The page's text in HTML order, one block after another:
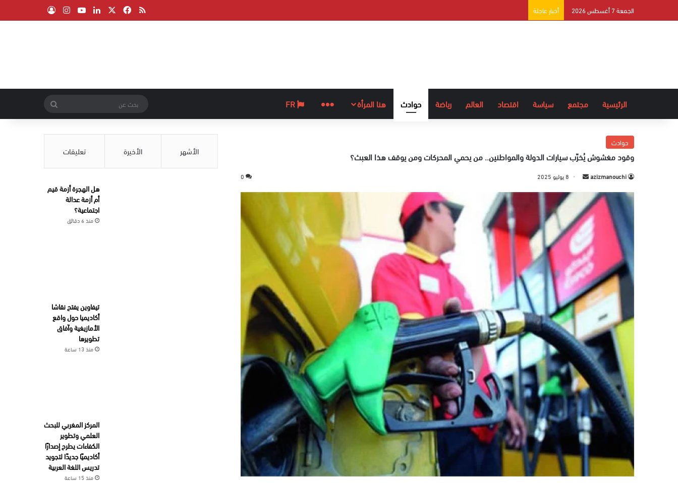
الجمعة 7 أغسطس 2026 أخبار عاجلة ملخص الموقع RSS
فيسبوك لينكدإن ‫YouTube
انستقرام
الرئيسية مجتمع سياسة اقتصاد العالم رياضة حوادث هنا المرأة المزيد
عن
حوادث
وقود مغشوش يُخرّب سيارات الدولة والمواطنين.. من يحمي المحركات ومن يوقف هذا العبث؟
azizmanouchi
ل
ب
ر
ي
د
ا
إ
ل
ك
ر
و
ن
ا
8 يوليو 2025 0
الأشهر الأخيرة تعليقات
هل الهجرة أزمة قيم
أم أزمة عدالة
اجتماعية؟
منذ 6 دقائق
تيفاوين يفتح نقاشا
أكاديميا حول واقع
الأمازيغية وآفاق
تطويرها
منذ 13 ساعة
المركز المغربي للبحث
العلمي وتطوير
الكفاءات يطرح إصدارًا
أكاديميًا جديدًا لتجويد
تدريس اللغة العربية
منذ 15 ساعة